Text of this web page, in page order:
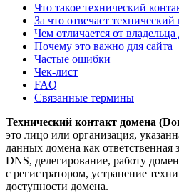
Что такое технический
За что отвечает технический
Чем отличается от владельца
Почему это важно для сайта
Частые ошибки
Чек-лист
FAQ
Связанные термины
Технический контакт домена
это лицо или организация,
данных домена как ответственная
DNS, делегирование, работу
с регистратором, устранение
доступности домена.